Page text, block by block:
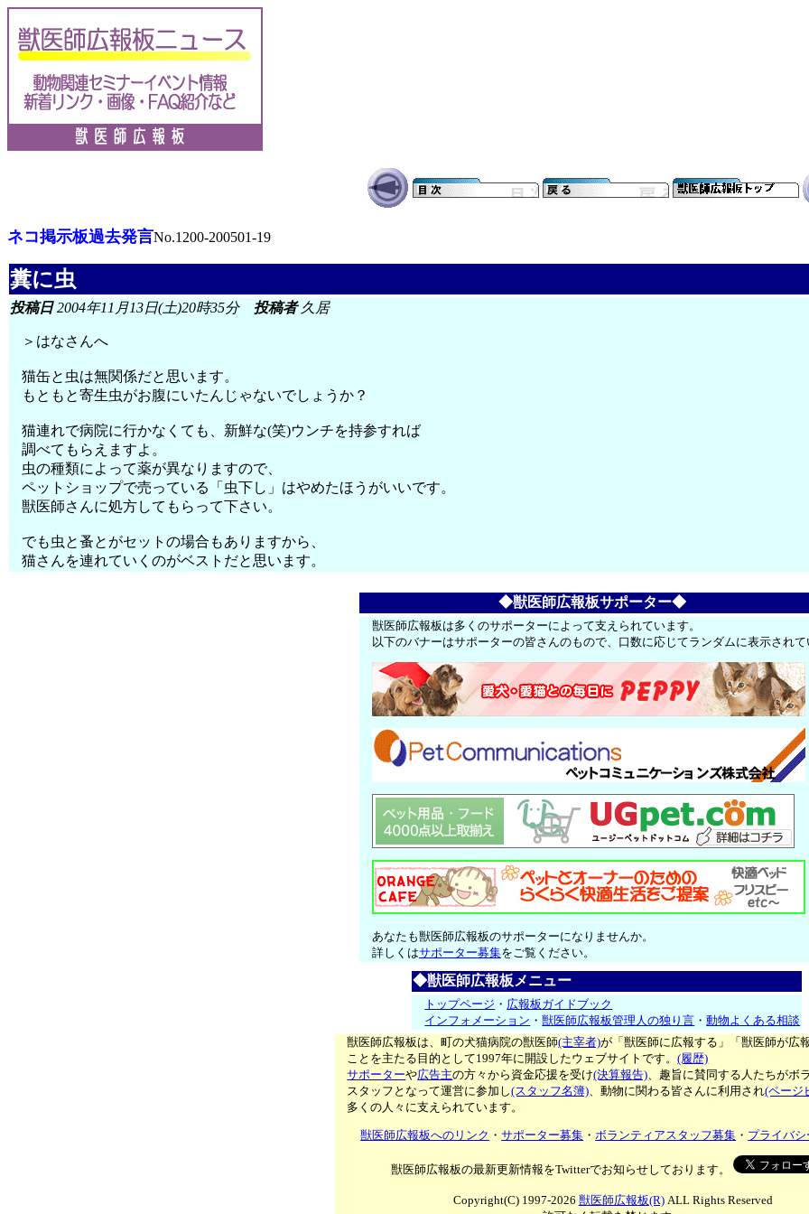
ネコ掲示板過去発言No.1200-200501-19
糞に虫
投稿日2004年11月13日(土)20時35分 投稿者久居
＞はなさんへ
猫缶と虫は無関係だと思います。
もともと寄生虫がお腹にいたんじゃないでしょうか？
猫連れで病院に行かなくても、新鮮な(笑)ウンチを持参すれば
調べてもらえますよ。
虫の種類によって薬が異なりますので、
ペットショップで売っている「虫下し」はやめたほうがいいです。
獣医師さんに処方してもらって下さい。
でも虫と蚤とがセットの場合もありますから、
猫さんを連れていくのがベストだと思います。
◆獣医師広報板サポーター◆
獣医師広報板は多くのサポーターによって支えられています。
以下のバナーはサポーターの皆さんのもので、口数に応じてランダムに表示され
あなたも獣医師広報板のサポーターになりませんか。
詳しくはサポーター募集をご覧ください。
◆獣医師広報板メニュー
トップページ ・ 広報板ガイドブック
インフォメーション ・獣医師広報板管理人の独り言 ・動物よくある相談
獣医師広報板は、町の犬猫病院の獣医師(主宰者)が「獣医師に広報する」「獣医師が広
ことを主たる目的として1997年に開設したウェブサイトです。(履歴)
サポーターや広告主の方々から資金応援を受け(決算報告)、趣旨に賛同する人たちがボ
スタッフとなって運営に参加し(スタッフ名簿)、動物に関わる皆さんに利用され(ページ
多くの人々に支えられています。
獣医師広報板へのリンク ・サポーター募集 ・ボランティアスタッフ募集 ・ プライバ
獣医師広報板の最新更新情報をTwitterでお知らせしております。
Copyright(C) 1997-2026 獣医師広報板(R)ALL Rights Reserved